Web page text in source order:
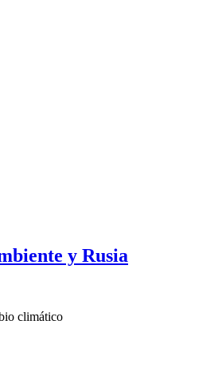
y Rusia
climático